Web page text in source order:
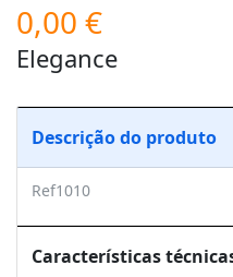
0,00 €
Elegance
Descrição do produto
Ref1010
Características